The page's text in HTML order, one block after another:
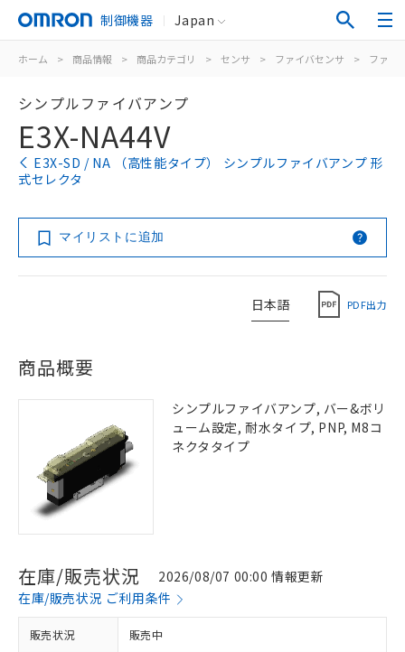
制御機器 Japan
ホーム > 商品情報 > 商品カテゴリ > センサ > ファイバセンサ > ファイ
シンプルファイバアンプ
E3X-NA44V
E3X-SD / NA （高性能タイプ） シンプルファイバアンプ 形
式セレクタ
マイリストに追加
日本語 PDF出力
商品概要
シンプルファイバアンプ, バー&ボリ
ューム設定, 耐水タイプ, PNP, M8コ
ネクタタイプ
在庫/販売状況
2026/08/07 00:00 情報更新
在庫/販売状況 ご利用条件
販売状況 販売中